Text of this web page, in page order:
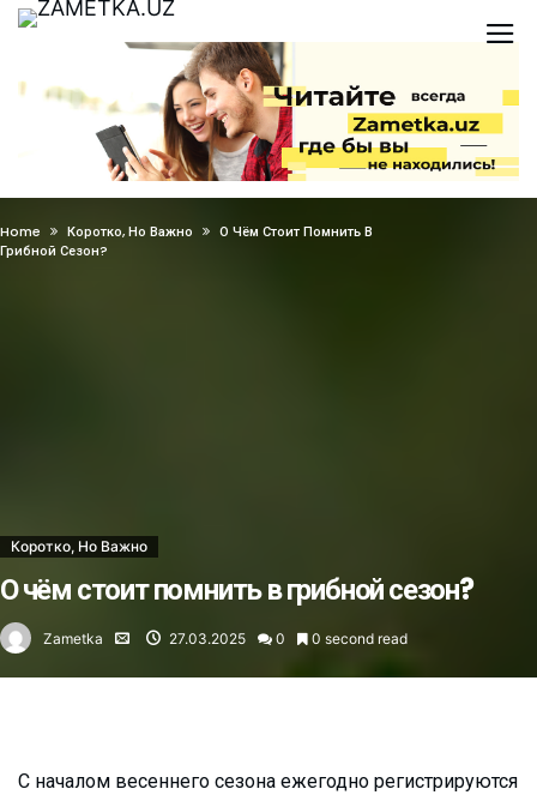
Home Коротко, Но Важно
О Чём Стоит Помнить В
Грибной Сезон?
Коротко, Но Важно
О чём стоит помнить в грибной сезон?
Zametka 27.03.2025 0 0 second read
С началом весеннего сезона ежегодно регистрируются